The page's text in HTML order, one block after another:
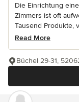
Die Einrichtung
Zimmers ist oft
Tausend Produkte,
Read More
Büchel 29-31,